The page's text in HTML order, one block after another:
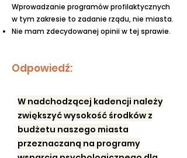
Wprowadzanie programów profilaktycznych
w tym zakresie to zadanie rządu, nie miasta.
Nie mam zdecydowanej opinii w tej sprawie.
Odpowiedź:
W nadchodzącej kadencji należy
zwiększyć wysokość środków z
budżetu naszego miasta
przeznaczaną na programy